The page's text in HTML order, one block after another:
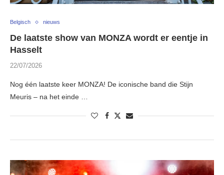
Belgisch nieuws
De laatste show van MONZA wordt er eentje in
Hasselt
22/07/2026
Nog één laatste keer MONZA! De iconische band die Stijn
Meuris – na het einde …